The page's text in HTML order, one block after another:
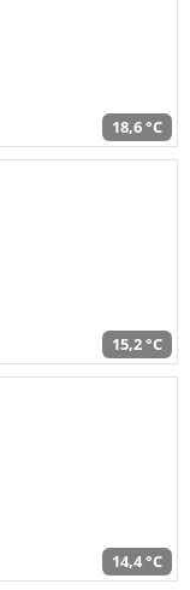
18,6 °C
15,2 °C
14,4 °C